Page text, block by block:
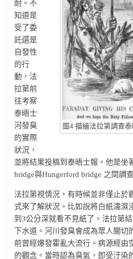
圖4 描繪法拉第調查
耐。不
知道是
受了委
託還是
自發性
的行
動，法
拉第前
往考察
泰晤士
河發臭
的實際
狀況，
並將結果投稿到泰晤士報。他是坐
bridge與Hungerford bridge 之間調
法拉第視情況，有時候並非僅止於
式來了解狀況。比如說將白紙濡濕
到3公分深就看不見紙了。法拉第
下水道。河川發臭會成為眾人關
前曾經爆發霍亂大流行。病源經由
的觀念。當時認為臭氣，即受汙染